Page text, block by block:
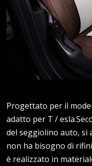
Progettato per il
adatto per T /
del seggiolino auto, si
non ha bisogno di
è realizzato in